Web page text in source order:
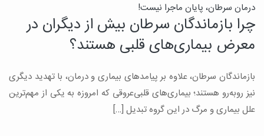
درمان سرطان، پایان ماجرا نیست!
چرا بازماندگان سرطان بیش از دیگران در
معرض بیماری‌های قلبی هستند؟
بازماندگان سرطان، علاوه بر پیامدهای بیماری و درمان، با تهدید دیگری
نیز روبه‌رو هستند؛ بیماری‌های قلبی‌عروقی که امروزه به یکی از مهم‌ترین
علل بیماری و مرگ در این گروه تبدیل […]